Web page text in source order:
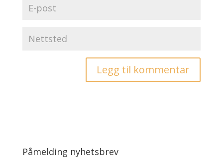
Påmelding nyhetsbrev